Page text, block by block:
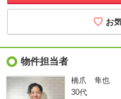
物件担当者
橋爪 隼也
30代